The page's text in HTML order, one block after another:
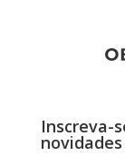
Inscreva-